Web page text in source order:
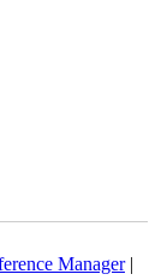
Manager